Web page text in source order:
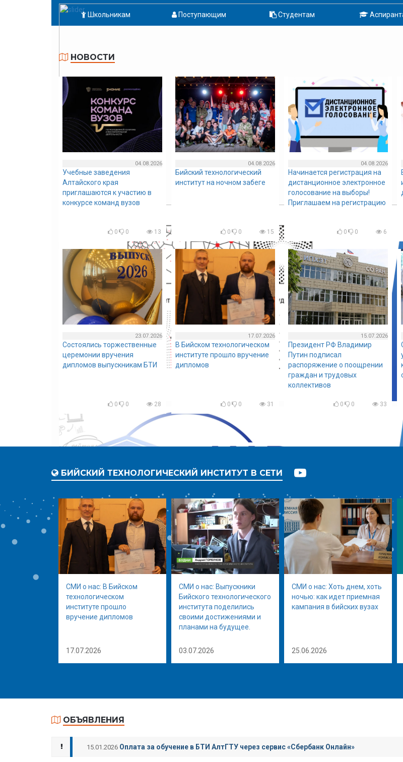
Школьникам Поступающим Студентам
НОВОСТИ
04.08.2026
Учебные заведения
Алтайского края
приглашаются к участию в
конкурсе команд вузов
0 0 13
04.08.2026
Бийский технологический
институт на ночном забеге
0 0 15
04.08.2026
Начинается регистрация на
дистанционное электронное
голосование на выборы!
Приглашаем на регистрацию
0 0 6
23.07.2026
Состоялись торжественные
церемонии вручения
дипломов выпускникам БТИ
0 0 28
17.07.2026
В Бийском технологическом
институте прошло вручение
дипломов
0 0 31
15.07.2026
Президент РФ Владимир
Путин подписал
распоряжение о поощрении
граждан и трудовых
коллективов
0 0 33
БИЙСКИЙ ТЕХНОЛОГИЧЕСКИЙ ИНСТИТУТ В СЕТИ
СМИ о нас: В Бийском
технологическом
институте прошло
вручение дипломов
17.07.2026
СМИ о нас: Выпускники
Бийского технологического
института поделились
своими достижениями и
планами на будущее.
03.07.2026
СМИ о нас: Хоть днем, хоть
ночью: как идет приемная
кампания в бийских вузах
25.06.2026
ОБЪЯВЛЕНИЯ
15.01.2026 Оплата за обучение в БТИ АлтГТУ через сервис «Сбербанк Онлайн»